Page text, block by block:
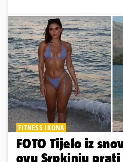
FITNESS IKONA
FOTO Tijelo iz
ovu Srpkinju